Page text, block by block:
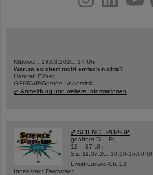
Mittwoch, 19.08.2026, 14 Uhr
Warum existiert nicht einfach nichts?
Hannah Elfner,
GSI/FAIR/Goethe-Universität
Anmeldung und weitere Informationen
SCIENCE POP-UP
geöffnet Di – Fr,
12 – 17 Uhr
Sa, 11.07.26, 10:30-16:00
Ernst-Ludwig-Str. 22
Innenstadt Darmstadt